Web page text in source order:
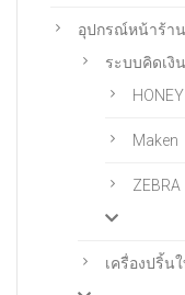
อุปกรณ์หน้าร้า
ระบบคิดเงิ
Maken
ZEBRA
เครื่องปริ้น